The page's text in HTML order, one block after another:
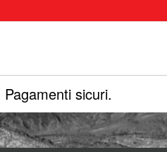
Pagamenti sicuri.